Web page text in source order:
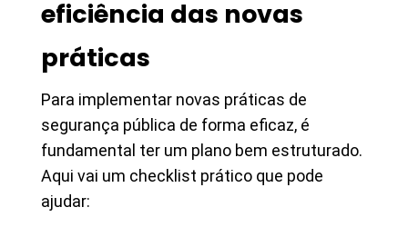
eficiência das novas
práticas
Para implementar novas práticas de
segurança pública de forma eficaz, é
fundamental ter um plano bem estruturado.
Aqui vai um checklist prático que pode
ajudar: